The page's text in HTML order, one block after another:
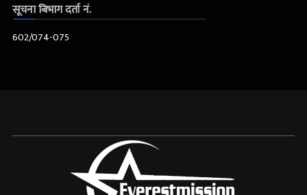
सूचना बिभाग दर्ता नं.
602/074-075